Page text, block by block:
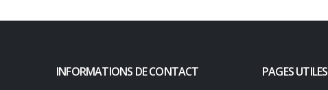
INFORMATIONS DE CONTACT PAGES UTILES